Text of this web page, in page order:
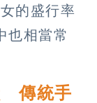
的盛行率
也相當常
傳統手